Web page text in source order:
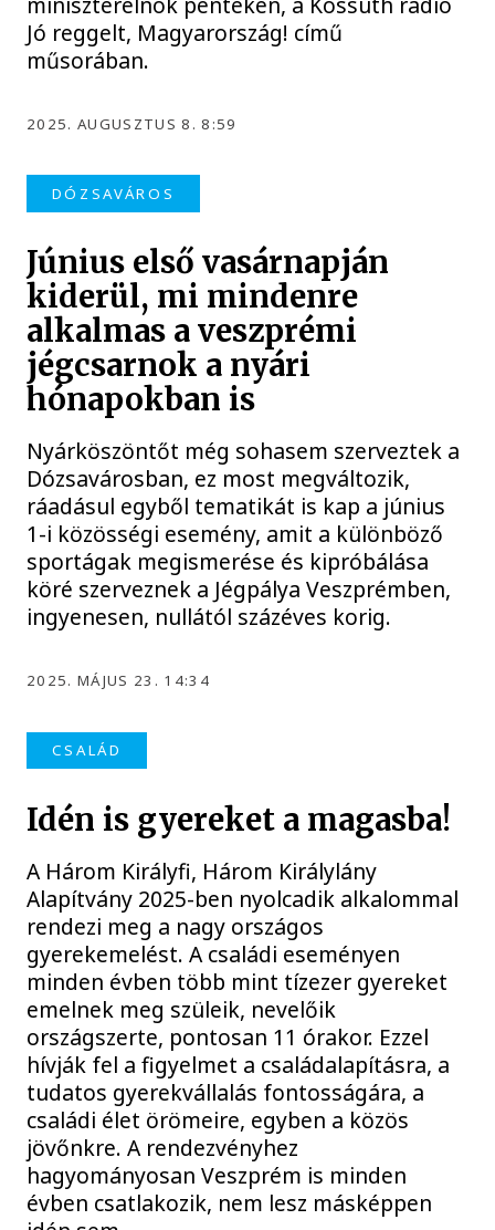
Jó reggelt, Magyarország! című
műsorában.
2025. AUGUSZTUS 8. 8:59
DÓZSAVÁROS
Június első vasárnapján
kiderül, mi mindenre
alkalmas a veszprémi
jégcsarnok a nyári
hónapokban is
Nyárköszöntőt még sohasem szerveztek a
Dózsavárosban, ez most megváltozik,
ráadásul egyből tematikát is kap a június
1-i közösségi esemény, amit a különböző
sportágak megismerése és kipróbálása
köré szerveznek a Jégpálya Veszprémben,
ingyenesen, nullától százéves korig.
2025. MÁJUS 23. 14:34
CSALÁD
Idén is gyereket a magasba!
A Három Királyfi, Három Királylány
Alapítvány 2025-ben nyolcadik alkalommal
rendezi meg a nagy országos
gyerekemelést. A családi eseményen
minden évben több mint tízezer gyereket
emelnek meg szüleik, nevelőik
országszerte, pontosan 11 órakor. Ezzel
hívják fel a figyelmet a családalapításra, a
tudatos gyerekvállalás fontosságára, a
családi élet örömeire, egyben a közös
jövőnkre. A rendezvényhez
hagyományosan Veszprém is minden
évben csatlakozik, nem lesz másképpen